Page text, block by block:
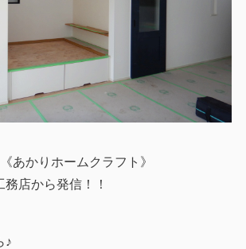
あかりホームクラフト》
店から発信！！
♪